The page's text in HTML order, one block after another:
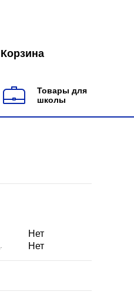
Корзина
Товары для
школы
Нет
Нет